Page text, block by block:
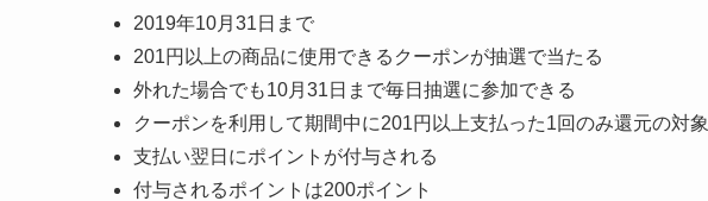
2019年10月31日まで
201円以上の商品に使用できるクーポンが抽選で当たる
外れた場合でも10月31日まで毎日抽選に参加できる
クーポンを利用して期間中に201円以上支払った1回のみ還元の対象
支払い翌日にポイントが付与される
付与されるポイントは200ポイント